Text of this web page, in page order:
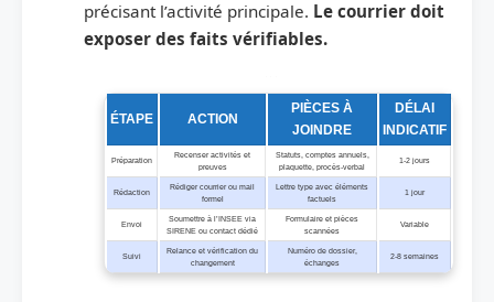
précisant l’activité principale. Le courrier doit
exposer des faits vérifiables.
ÉTAPE ACTION
PIÈCES À
JOINDRE
DÉLAI
INDICATIF
Préparation
Recenser activités et
preuves
Statuts, comptes annuels,
plaquette, procès-verbal
1-2 jours
Rédaction
Rédiger courrier ou mail
formel
Lettre type avec éléments
factuels
1 jour
Envoi
Soumettre à l’INSEE via
SIRENE ou contact dédié
Formulaire et pièces
scannées
Variable
Suivi
Relance et vérification du
changement
Numéro de dossier,
échanges
2-8 semaines